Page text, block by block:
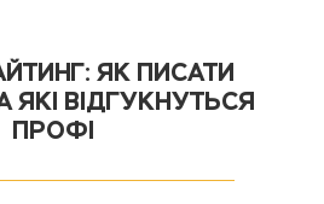
ЯК ПИСАТИ
ЯКІ ВІДГУКНУТЬСЯ
ПРОФІ